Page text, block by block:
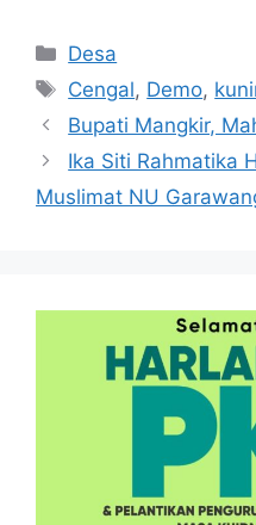
Kategori
Desa
Tag
Cengal, Demo,
Bupati Mangkir,
Ika Siti Rahmatika
Muslimat NU